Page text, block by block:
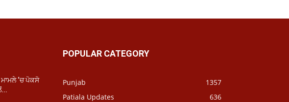
ਮਾਮਲੇ ‘ਚ ਪੋਕਸੋ
POPULAR CATEGORY
Punjab
1357
Patiala Updates
636